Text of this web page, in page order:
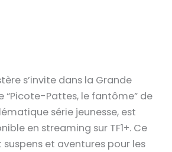
s’invite dans la Grande
“Picote-Pattes, le fantôme” de
série jeunesse, est
en streaming sur TF1+. Ce
et aventures pour les